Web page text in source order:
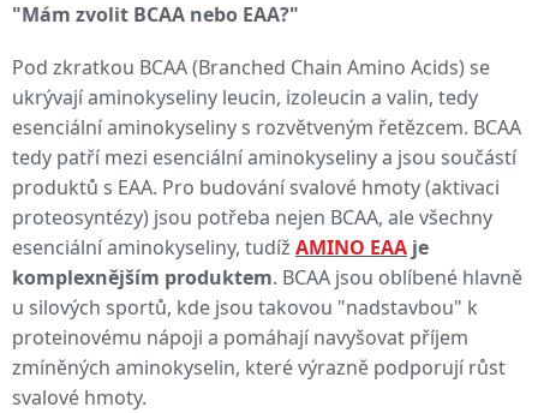
"Mám zvolit BCAA nebo EAA?"
Pod zkratkou BCAA (Branched Chain Amino Acids) se
ukrývají aminokyseliny leucin, izoleucin a valin, tedy
esenciální aminokyseliny s rozvětveným řetězcem. BCAA
tedy patří mezi esenciální aminokyseliny a jsou součástí
produktů s EAA. Pro budování svalové hmoty (aktivaci
proteosyntézy) jsou potřeba nejen BCAA, ale všechny
esenciální aminokyseliny, tudíž AMINO EAA je
komplexnějším produktem. BCAA jsou oblíbené hlavně
u silových sportů, kde jsou takovou "nadstavbou" k
proteinovému nápoji a pomáhají navyšovat příjem
zmíněných aminokyselin, které výrazně podporují růst
svalové hmoty.